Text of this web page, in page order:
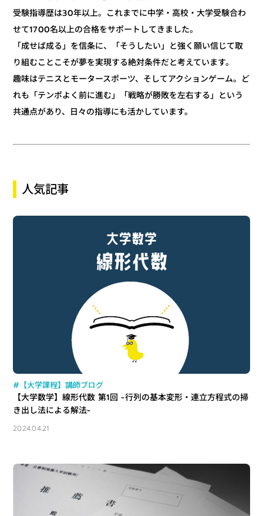
受験指導歴は30年以上。これまでに中学・高校・大学受験合わ
せて1700名以上の合格をサポートしてきました。
「成せば成る」を信条に、「そうしたい」と強く願い信じて取
り組むことこそが夢を実現する絶対条件だと考えています。
趣味はテニスとモータースポーツ、そしてアクションゲーム。ど
れも「テンポよく前に進む」「戦略が勝敗を左右する」という
共通点があり、日々の指導にも活かしています。
人気記事
#【大学課程】講師ブログ
【大学数学】線形代数 第1回 -行列の基本変形・連立方程式の掃
き出し法による解法-
2024.04.21